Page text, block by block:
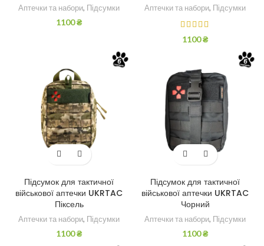
Аптечки та набори, Підсумки
1100₴
Аптечки та набори, Підсумки
1100₴
Підсумок для тактичної
військової аптечки UKRTAC
Піксель
Аптечки та набори, Підсумки
1100₴
Підсумок для тактичної
військової аптечки UKRTAC
Чорний
Аптечки та набори, Підсумки
1100₴